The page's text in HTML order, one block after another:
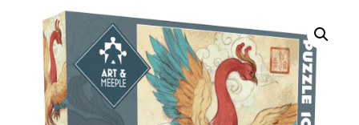
classiques
Pièces
d’échecs
classiques